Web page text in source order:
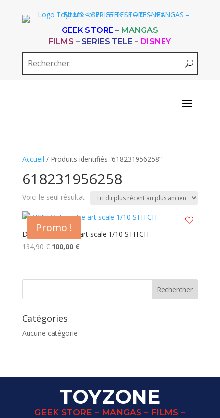
GEEK STORE – MANGAS
FILMS – SERIES TELE – DISNEY
Accueil / Produits identifiés “618231956258”
618231956258
Voici le seul résultat
Promo !
DISNEY statuette art scale 1/10 STITCH
134,90€ Le
était :
100,00 €Le
est :
Catégories
Aucune catégorie
TOYZONE
GEEK STORE – MANGAS – FILMS –